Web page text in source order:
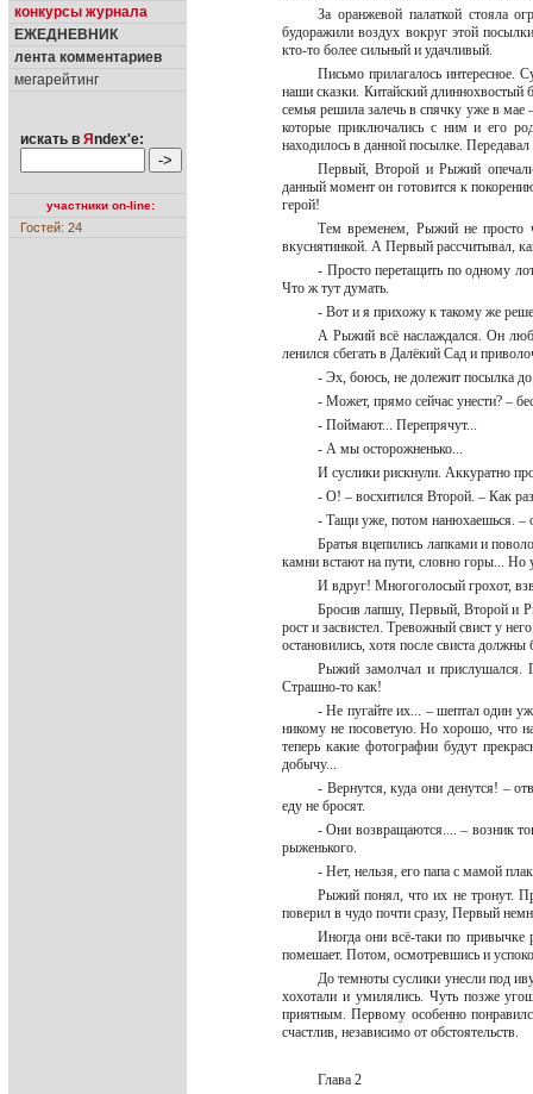
конкурсы журнала
ЕЖЕДНЕВНИК
лента комментариев
мегарейтинг
искать в Я ndex'е:
участники on-line:
Гостей: 24
За оранжевой палаткой стояла
будоражили воздух вокруг этой
кто-то более сильный и удачливый.
Письмо прилагалось интересное.
наши сказки. Китайский длиннохвостый
семья решила залечь в спячку уже в мае
которые приключались с ним и его
находилось в данной посылке.
Первый, Второй и Рыжий
данный момент он готовится к
герой!
Тем временем, Рыжий не просто
вкуснятинкой. А Первый рассчитывал,
- Просто перетащить по одному
Что ж тут думать.
- Вот и я прихожу к такому же
А Рыжий всё наслаждался. Он
ленился сбегать в Далёкий Сад и
- Эх, боюсь, не долежит посылка
- Может, прямо сейчас унести? –
- Поймают... Перепрячут...
- А мы осторожненько...
И суслики рискнули. Аккуратно
- О! – восхитился Второй. – Как
- Тащи уже, потом нанюхаешься. –
Братья вцепились лапками и
камни встают на пути, словно горы... Но
И вдруг! Многоголосый грохот,
Бросив лапшу, Первый, Второй и
рост и засвистел. Тревожный свист у
остановились, хотя после свиста
Рыжий замолчал и прислушался.
Страшно-то как!
- Не пугайте их... – шептал один
никому не посоветую. Но хорошо, что
теперь какие фотографии будут
добычу...
- Вернутся, куда они денутся! –
еду не бросят.
- Они возвращаются.... – возник
рыженького.
- Нет, нельзя, его папа с мамой
Рыжий понял, что их не тронут.
поверил в чудо почти сразу, Первый
Иногда они всё-таки по привычке
помешает. Потом, осмотревшись и
До темноты суслики унесли под
хохотали и умилялись. Чуть позже
приятным. Первому особенно
счастлив, независимо от обстоятельств.
Глава 2